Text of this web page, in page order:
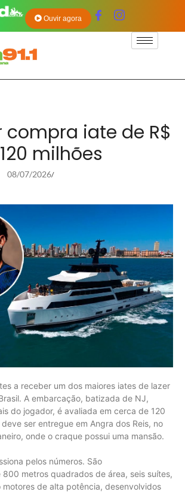
Ouvir agora
compra iate de R$
120 milhões
08/07/2026/
a receber um dos maiores iates de lazer
A embarcação, batizada de NJ,
do jogador, é avaliada em cerca de 120
ser entregue em Angra dos Reis, no
onde o craque possui uma mansão.
pelos números. São
metros quadrados de área, seis suítes,
motores de alta potência, desenvolvidos